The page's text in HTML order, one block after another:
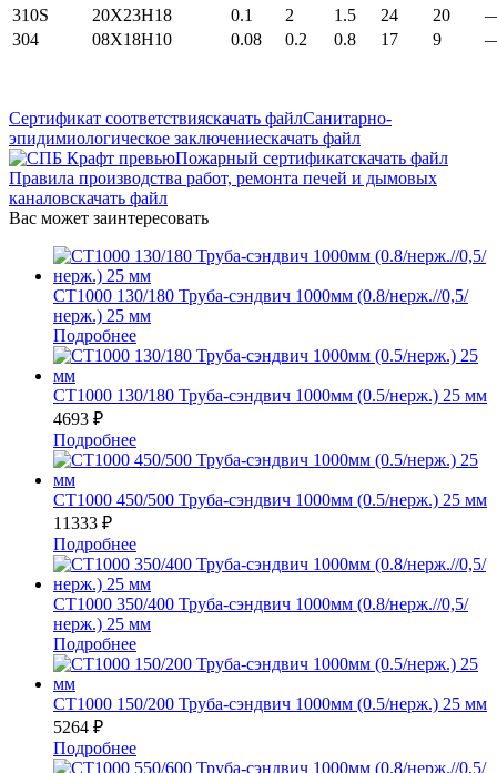
310S
20Х23Н18 0.1 2 1.5 24 20
304
08Х18Н10 0.08 0.2 0.8 17 9
Сертификат соответствияскачать файлСанитарно-
эпидимиологическое заключениескачать файл
Пожарный сертификатскачать файл
Правила производства работ, ремонта печей и дымовых
каналовскачать файл
Вас может заинтересовать
СТ1000 130/180 Труба-сэндвич 1000мм (0.8/нерж.//0,5/
нерж.) 25 мм
Подробнее
СТ1000 130/180 Труба-сэндвич 1000мм (0.5/нерж.) 25 мм
4693 ₽
Подробнее
СТ1000 450/500 Труба-сэндвич 1000мм (0.5/нерж.) 25 мм
11333 ₽
Подробнее
СТ1000 350/400 Труба-сэндвич 1000мм (0.8/нерж.//0,5/
нерж.) 25 мм
Подробнее
СТ1000 150/200 Труба-сэндвич 1000мм (0.5/нерж.) 25 мм
5264 ₽
Подробнее